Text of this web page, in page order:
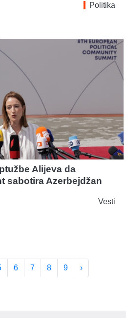
Politika
Alijeva da
sabotira Azerbejdžan
Vesti
6 7 8 9 ›